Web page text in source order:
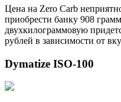
Цена на Zero Carb
приобрести банку 908
двухкилограммовую
рублей в зависимости от
Dymatize ISO-100